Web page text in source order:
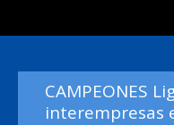
CAMPEONES
interempresas